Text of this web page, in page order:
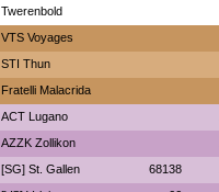
Twerenbold
VTS Voyages
STI Thun
Fratelli Malacrida
ACT Lugano
AZZK Zollikon
[SG] St. Gallen 68138